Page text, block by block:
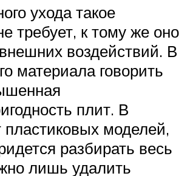
ухода такое
требует, к тому же оно
воздействий. В
материала говорить
плит. В
пластиковых моделей,
разбирать весь
лишь удалить